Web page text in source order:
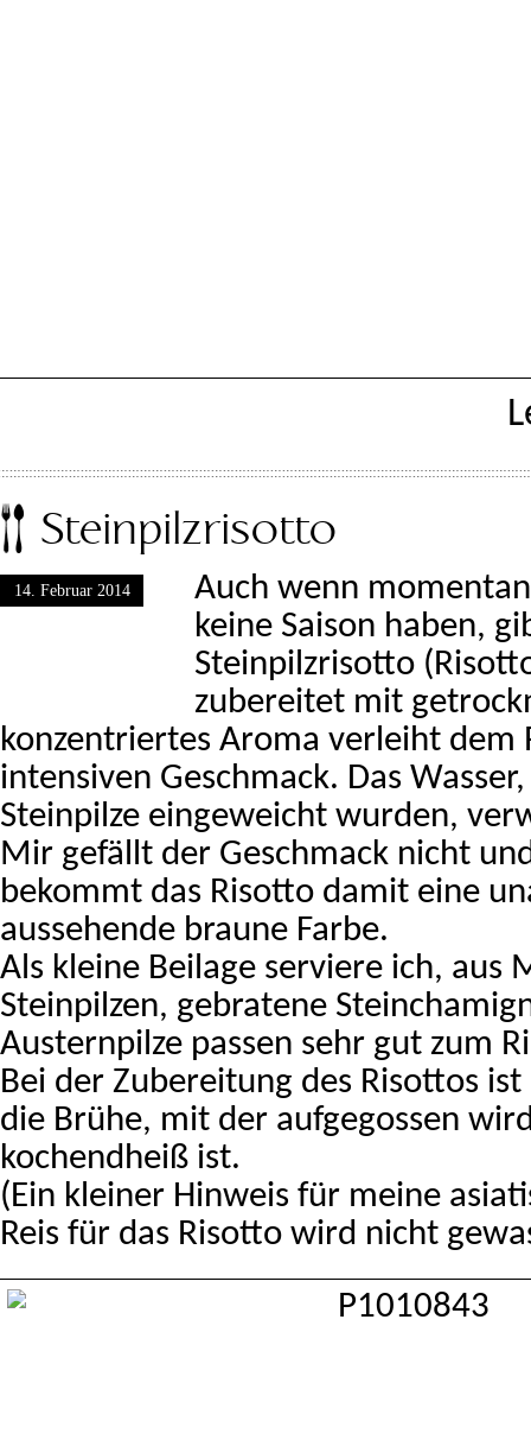
Steinpilzrisotto
14. Februar 2014
Auch wenn
keine Saison haben,
Steinpilzrisotto
zubereitet mit
konzentriertes Aroma verleiht dem
intensiven Geschmack. Das
Steinpilze eingeweicht wurden,
Mir gefällt der Geschmack nicht
bekommt das Risotto damit eine
aussehende braune Farbe.
Als kleine Beilage serviere ich, aus
Steinpilzen, gebratene
Austernpilze passen sehr gut zum
Bei der Zubereitung des Risottos
die Brühe, mit der aufgegossen
kochendheiß ist.
(Ein kleiner Hinweis für meine
Reis für das Risotto wird nicht